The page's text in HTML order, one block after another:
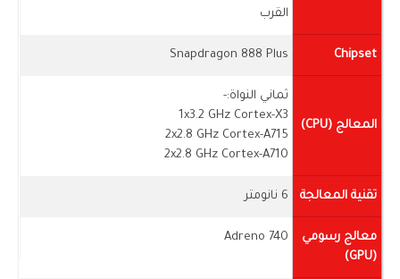
القرب
Chipset
Snapdragon 888 Plus
المعالج (CPU)
ثماني النواة:-
1x3.2 GHz Cortex-X3
2x2.8 GHz Cortex-A715
2x2.8 GHz Cortex-A710
تقنية المعالجة 6 نانومتر
معالج رسومي
(GPU)
Adreno 740